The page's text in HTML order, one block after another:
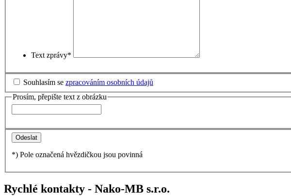
Text zprávy*
Souhlasím se zpracováním osobních údajů
Prosím, přepište text z obrázku
*) Pole označená hvězdičkou jsou povinná
Rychlé kontakty - Nako-MB s.r.o.